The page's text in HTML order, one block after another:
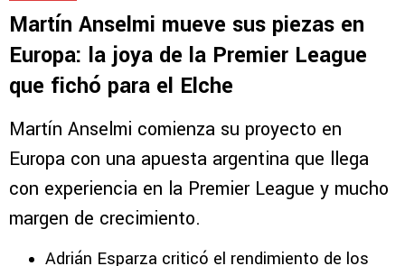
Martín Anselmi mueve sus piezas en
Europa: la joya de la Premier League
que fichó para el Elche
Martín Anselmi comienza su proyecto en
Europa con una apuesta argentina que llega
con experiencia en la Premier League y mucho
margen de crecimiento.
Adrián Esparza criticó el rendimiento de los